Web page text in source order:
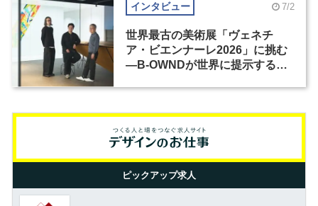
インタビュー 7/2
世界最古の美術展「ヴェネチ
ア・ビエンナーレ2026」に挑む
―B-OWNDが世界に提示する美
ピックアップ求人